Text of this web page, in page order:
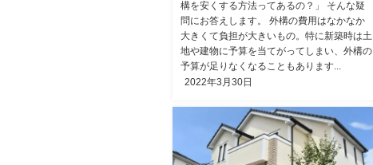
構を安くする方法ってあるの？」 そんな疑
問にお答えします。 外構の費用はなかなか
大きくて負担が大きいもの。特に新築時は土
地や建物に予算を当てがってしまい、外構の
予算が足りなくなることもあります...
2022年3月30日